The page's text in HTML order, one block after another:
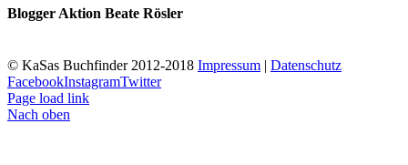
Blogger Aktion Beate Rösler
© KaSas Buchfinder 2012-2018 Impressum | Datenschutz
FacebookInstagramTwitter
Page load link
Nach oben